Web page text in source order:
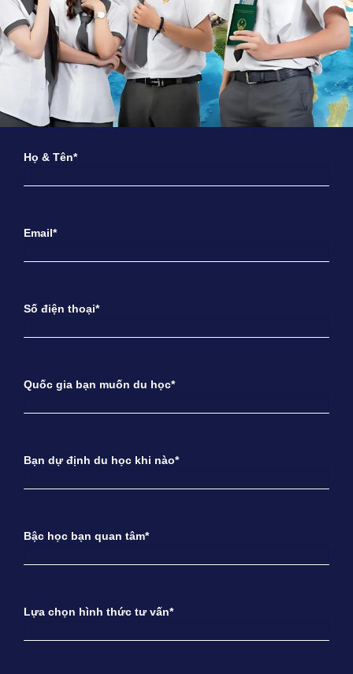
Họ & Tên*
Email*
Số điện thoại*
Quốc gia bạn muốn du học*
Bạn dự định du học khi nào*
Bậc học bạn quan tâm*
Lựa chọn hình thức tư vấn*